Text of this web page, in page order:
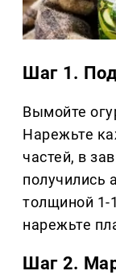
Шаг 1.
Вымойте
Нарежьте
частей, в
получились
толщиной 1-
нарежьте
Шаг 2.